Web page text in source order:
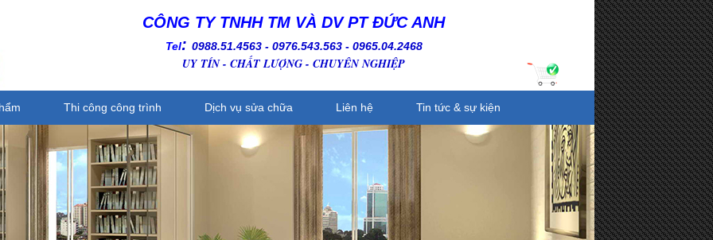
CÔNG TY TNHH TM VÀ DV PT ĐỨC ANH
Tel: 0988.51.4563 - 0976.543.563- 0965.04.2468
UY TÍN - CHẤT LƯỢNG - CHUYÊN NGHIỆP
Thi công công trình Dịch vụ sửa chữa Liên hệ Tin tức & sự kiện